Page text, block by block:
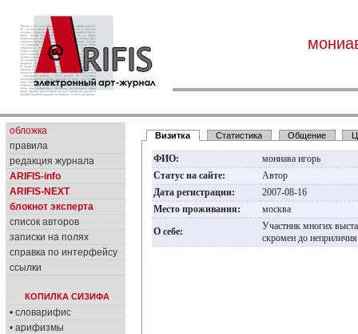
обложка
правила
редакция журнала
ARIFIS-info
ARIFIS-NEXT
блокнот эксперта
список авторов
записки на полях
справка по интерфейсу
ссылки
КОПИЛКА СИЗИФА
• словарифис
• арифизмы
Визитка Статистика Общение
ФИО:
мониава игорь
Статус на сайте:
Автор
Дата регистрации:
2007-08-16
Место проживания:
москва
О себе:
Участник многих
скромен до